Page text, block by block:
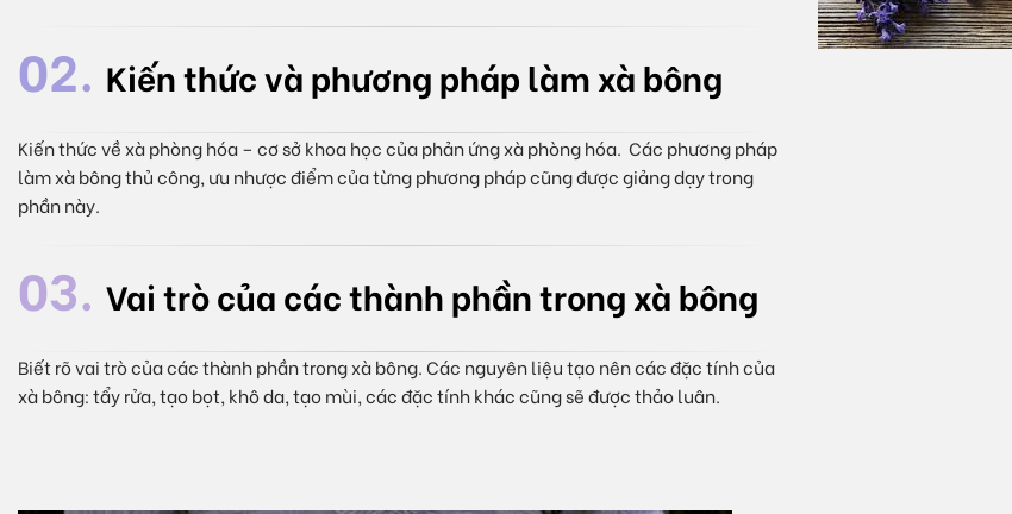
02. Kiến thức và phương pháp làm xà bông
Kiến thức về xà phòng hóa – cơ sở khoa học của phản ứng xà phòng hóa. Các phương pháp
làm xà bông thủ công, ưu nhược điểm của từng phương pháp cũng được giảng dạy trong
phần này.
03. Vai trò của các thành phần trong xà bông
Biết rõ vai trò của các thành phần trong xà bông. Các nguyên liệu tạo nên các đặc tính của
xà bông: tẩy rửa, tạo bọt, khô da, tạo mùi, các đặc tính khác cũng sẽ được thảo luân.